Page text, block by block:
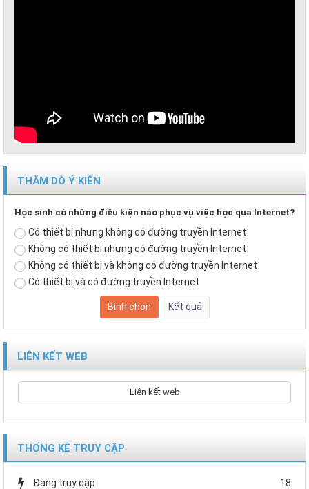
THĂM DÒ Ý KIẾN
Học sinh có những điều kiện nào phục vụ việc học qua Internet?
Có thiết bị nhưng không có đường truyền Internet
Không có thiết bị nhưng có đường truyền Internet
Không có thiết bị và không có đường truyền Internet
Có thiết bị và có đường truyền Internet
LIÊN KẾT WEB
Liên kết web
THỐNG KÊ TRUY CẬP
Đang truy cập 18